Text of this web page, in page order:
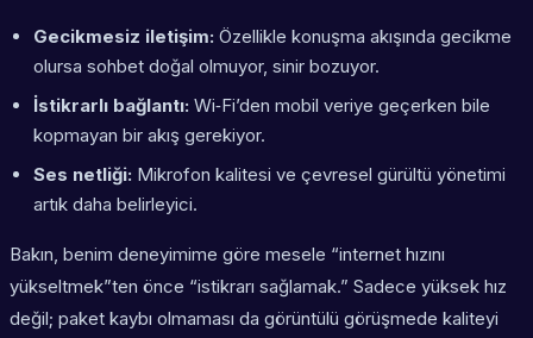
Gecikmesiz iletişim: Özellikle konuşma akışında gecikme
olursa sohbet doğal olmuyor, sinir bozuyor.
İstikrarlı bağlantı: Wi‑Fi’den mobil veriye geçerken bile
kopmayan bir akış gerekiyor.
Ses netliği: Mikrofon kalitesi ve çevresel gürültü yönetimi
artık daha belirleyici.
Bakın, benim deneyimime göre mesele “internet hızını
yükseltmek”ten önce “istikrarı sağlamak.” Sadece yüksek hız
değil; paket kaybı olmaması da görüntülü görüşmede kaliteyi